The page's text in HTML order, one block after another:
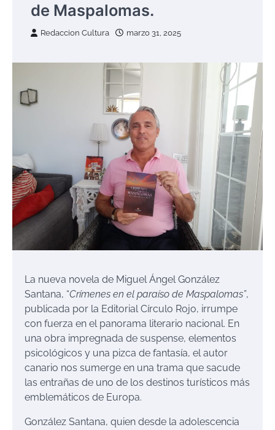
de Maspalomas.
Redaccion Cultura marzo 31, 2025
La nueva novela de Miguel Ángel González
Santana, “Crímenes en el paraíso de Maspalomas”,
publicada por la Editorial Círculo Rojo, irrumpe
con fuerza en el panorama literario nacional. En
una obra impregnada de suspense, elementos
psicológicos y una pizca de fantasía, el autor
canario nos sumerge en una trama que sacude
las entrañas de uno de los destinos turísticos más
emblemáticos de Europa.
González Santana, quien desde la adolescencia